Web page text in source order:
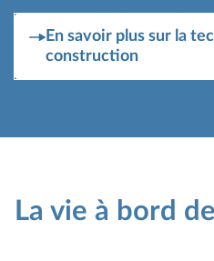
En savoir plus sur la
construction
La vie à bord